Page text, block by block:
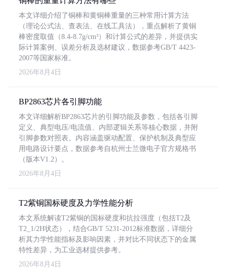
本文详细介绍了铜棒和黄铜棒重量的三种常用计算方法
（理论公式法、查表法、在线工具法），重点解析了黄铜
棒密度取值（8.4-8.7g/cm³）和计算公式的差异，并提供实
际计算案例、误差分析及选材建议，数据参考GB/T 4423-
2007等国家标准。
2026年8月4日
BP2863芯片各引脚功能
本文详细解析BP2863芯片的引脚功能及参数，包括各引脚
定义、典型电压/电流值、内部逻辑关系等核心数据，并附
引脚参数对照表。内容涵盖驱动配置、保护机制及典型应
用电路设计要点，数据参考自杭州士兰微电子官方规格书
（版本V1.2）。
2026年8月4日
T2紫铜国标硬度及力学性能分析
本文系统解读T2紫铜的国标硬度和抗拉强度（包括T2及
T2_1/2H状态），结合GB/T 5231-2012标准数据，详细分
析其力学性能指标及影响因素，并对比不同状态下的金属
特性差异，为工业选材提供参考。
2026年8月4日